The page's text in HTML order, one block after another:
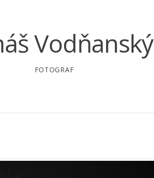
Vodňanský
FOTOGRAF